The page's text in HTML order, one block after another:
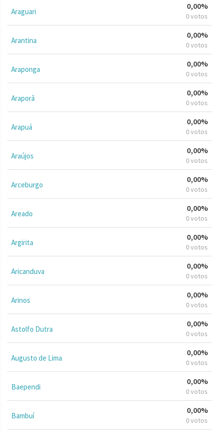
Araguari
0,00%
0 votos
Arantina
0,00%
0 votos
Araponga
0,00%
0 votos
Araporã
0,00%
0 votos
Arapuá
0,00%
0 votos
Araújos
0,00%
0 votos
Arceburgo
0,00%
0 votos
Areado
0,00%
0 votos
Argirita
0,00%
0 votos
Aricanduva
0,00%
0 votos
Arinos
0,00%
0 votos
Astolfo Dutra
0,00%
0 votos
Augusto de Lima
0,00%
0 votos
Baependi
0,00%
0 votos
Bambuí
0,00%
0 votos